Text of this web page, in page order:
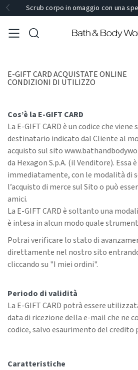
Scrub corpo in omaggio con una
E-GIFT CARD ACQUISTATE ONLINE
CONDIZIONI DI UTILIZZO
Cos’è la E-GIFT CARD
La E-GIFT CARD è un codice che
destinatario indicato dal Cliente al
acquisto sul sito
da Hexagon S.p.A. (il Venditore). Essa
immediatamente, con le modalità di
l’acquisto di merce sul Sito o può
amici.
La E-GIFT CARD è soltanto una
è intesa in alcun modo quale
Potrai verificare lo stato di
direttamente nel nostro sito
cliccando su "I miei ordini".
Periodo di validità
La E-GIFT CARD potrà essere
data di ricezione della e-mail che ne
codice, salvo esaurimento del
Caratteristiche